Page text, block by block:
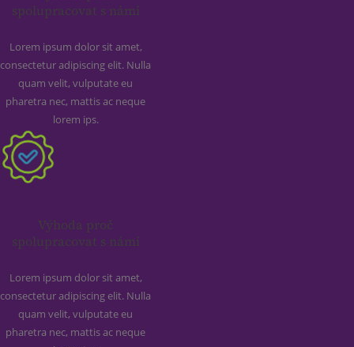
spolupracovat s námi
Lorem ipsum dolor sit amet,
consectetur adipiscing elit. Nulla
quam velit, vulputate eu
pharetra nec, mattis ac neque
lorem ips.
Výhoda proč
spolupracovat s námi
Lorem ipsum dolor sit amet,
consectetur adipiscing elit. Nulla
quam velit, vulputate eu
pharetra nec, mattis ac neque